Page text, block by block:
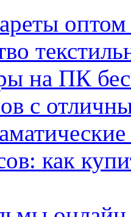
на ПК
с
как